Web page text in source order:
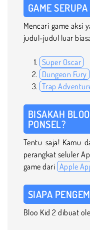
GAME SERUPA
Mencari game aksi
judul-judul luar
Super Oscar
Dungeon Fury
Trap
BISAKAH
PONSEL?
Tentu saja! Kamu
perangkat seluler
game dari Apple
SIAPA
Bloo Kid 2 dibuat